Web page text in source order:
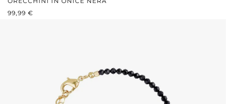
PREZZO NORMALE:
99,99 €